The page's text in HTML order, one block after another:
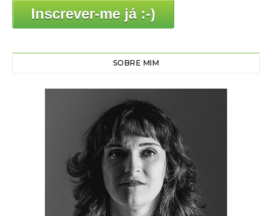
Inscrever-me já :-)
SOBRE MIM